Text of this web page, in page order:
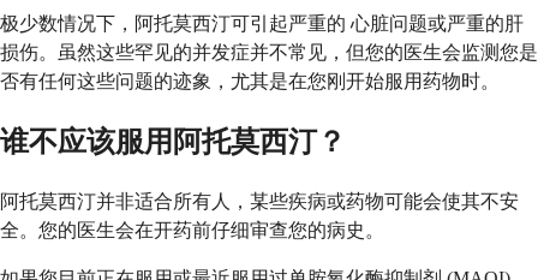
极少数情况下，阿托莫西汀可引起严重的 ​​心脏问题或严重的肝
损伤。虽然这些罕见的并发症并不常见，但您的医生会监测您是
否有任何这些问题的迹象，尤其是在您刚开始服用药物时。
谁不应该服用阿托莫西汀？
阿托莫西汀并非适合所有人，某些疾病或药物可能会使其不安
全。您的医生会在开药前仔细审查您的病史。